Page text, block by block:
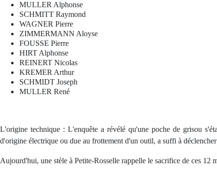
MULLER Alphonse
SCHMITT Raymond
WAGNER Pierre
ZIMMERMANN Aloyse
FOUSSE Pierre
HIRT Alphonse
REINERT Nicolas
KREMER Arthur
SCHMIDT Joseph
MULLER René
L'origine technique : L'enquête a révélé qu'une poche de grisou
d'origine électrique ou due au frottement d'un outil, a suffi à
Aujourd'hui, une stèle à Petite-Rosselle rappelle le sacrifice de ces